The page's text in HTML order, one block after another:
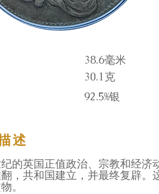
38.6毫米
30.1克
92.5%银
述
的英国正值政治、宗教和经济
，共和国建立，并最终复辟。
。